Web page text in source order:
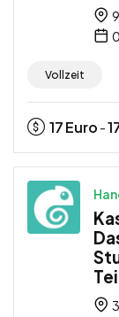
Vollzeit
17Euro -